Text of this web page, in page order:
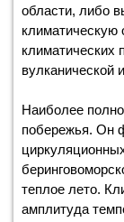
области, либо
климатическую
климатических
вулканической
Наиболее
побережья. Он
теплое лето.
амплитуда